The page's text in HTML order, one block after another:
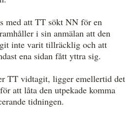
med att TT sökt NN för en
i sin anmälan att den
inte varit tillräcklig och att
ena sidan fått yttra sig.
TT vidtagit, ligger emellertid det
att låta den utpekade komma
tidningen.